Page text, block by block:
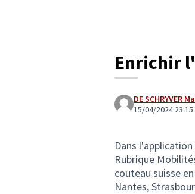
Enrichir
DE SCHRYVER
15/04/2024 23:15
Dans l'application
Rubrique
couteau suisse
Nantes,